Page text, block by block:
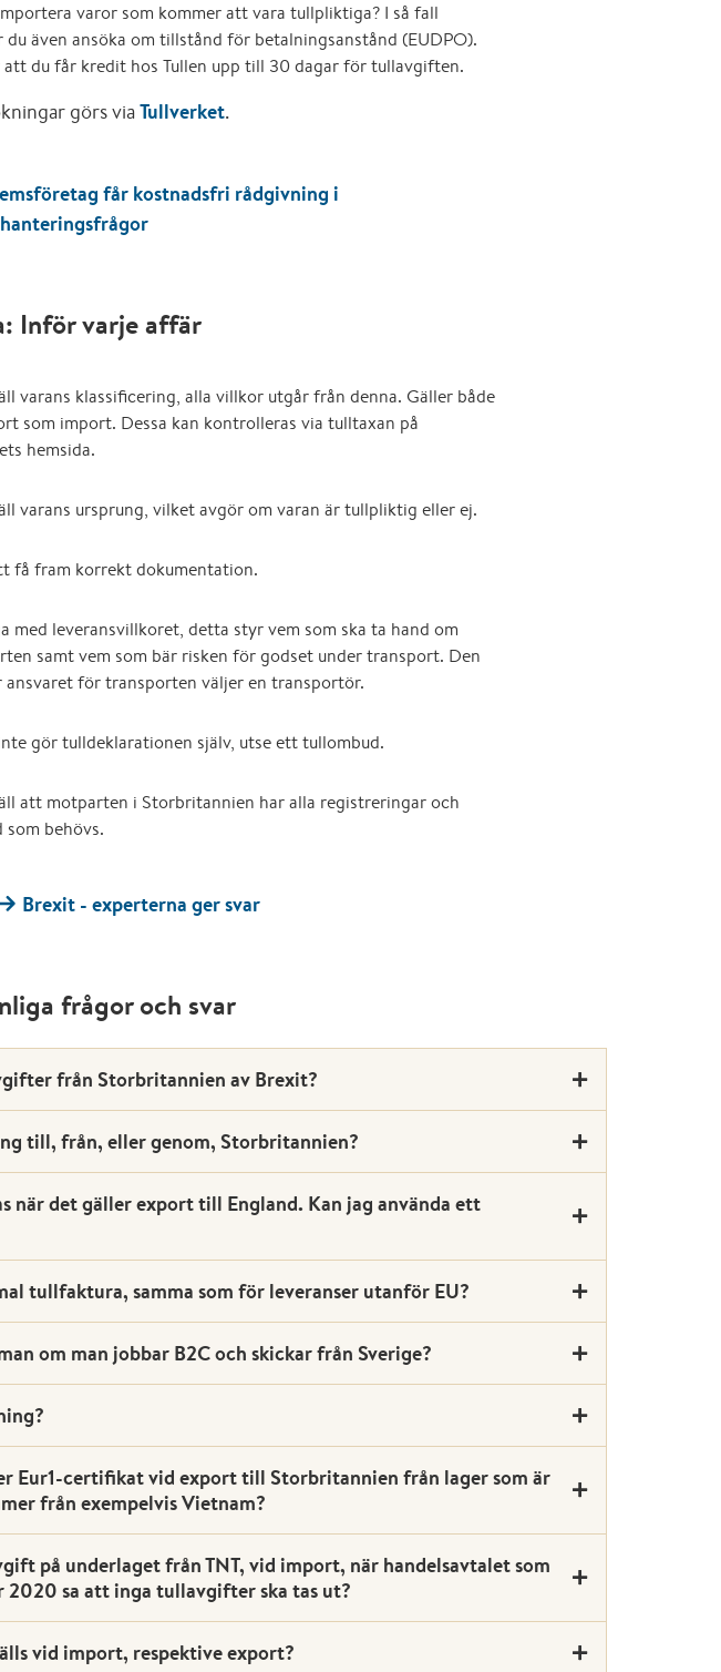
varor som kommer att vara tullpliktiga? I så fall
du även ansöka om tillstånd för betalningsanstånd (EUDPO).
du får kredit hos Tullen upp till 30 dagar för tullavgiften.
görs viaTullverket.
får kostnadsfri rådgivning i
Inför varje affär
varans klassificering, alla villkor utgår från denna. Gäller både
som import. Dessa kan kontrolleras via tulltaxan på
hemsida.
varans ursprung, vilket avgör om varan är tullpliktig eller ej.
få fram korrekt dokumentation.
med leveransvillkoret, detta styr vem som ska ta hand om
samt vem som bär risken för godset under transport. Den
ansvaret för transporten väljer en transportör.
gör tulldeklarationen själv, utse ett tullombud.
att motparten i Storbritannien har alla registreringar och
behövs.
Brexit - experterna ger svar
frågor och svar
från Storbritannien av Brexit?
till, från, eller genom, Storbritannien?
när det gäller export till England. Kan jag använda ett
tullfaktura, samma som för leveranser utanför EU?
om man jobbar B2C och skickar från Sverige?
Eur1-certifikat vid export till Storbritannien från lager som är
från exempelvis Vietnam?
på underlaget från TNT, vid import, när handelsavtalet som
2020 sa att inga tullavgifter ska tas ut?
vid import, respektive export?